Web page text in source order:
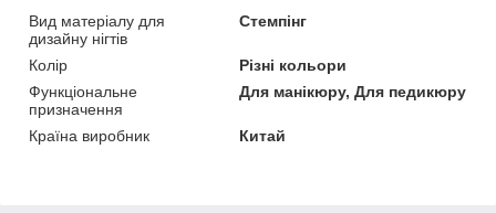
Вид матеріалу для
дизайну нігтів
Стемпінг
Колір
Різні кольори
Функціональне
призначення
Для манікюру, Для педикюру
Країна виробник Китай